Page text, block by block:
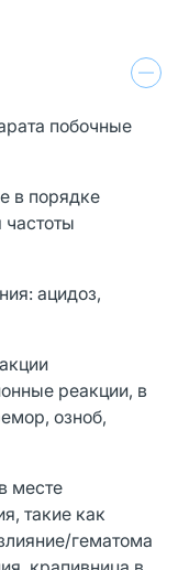
побочные
в порядке
частоты
ацидоз,
реакции, в
озноб,
месте
такие как
гематома